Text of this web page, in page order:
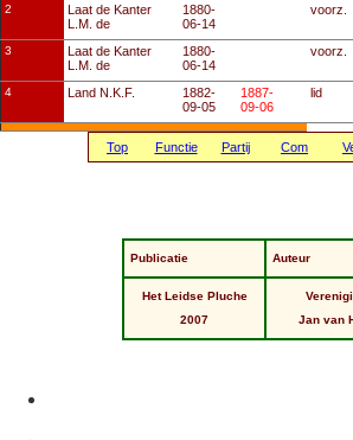
2
Laat de Kanter
L.M. de
1880-
06-14
voorz.
3
Laat de Kanter
L.M. de
1880-
06-14
voorz.
4 Land N.K.F.
1882-
09-05
1887-
09-06
lid
Top Functie Partij Com
Publicatie Auteur
Het Leidse Pluche
2007
Jan van